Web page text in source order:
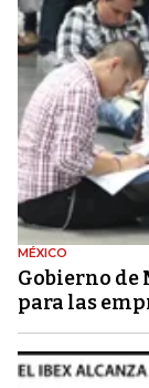
MÉXICO
Gobierno de
para las